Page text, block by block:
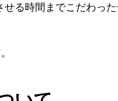
る時間までこだわった